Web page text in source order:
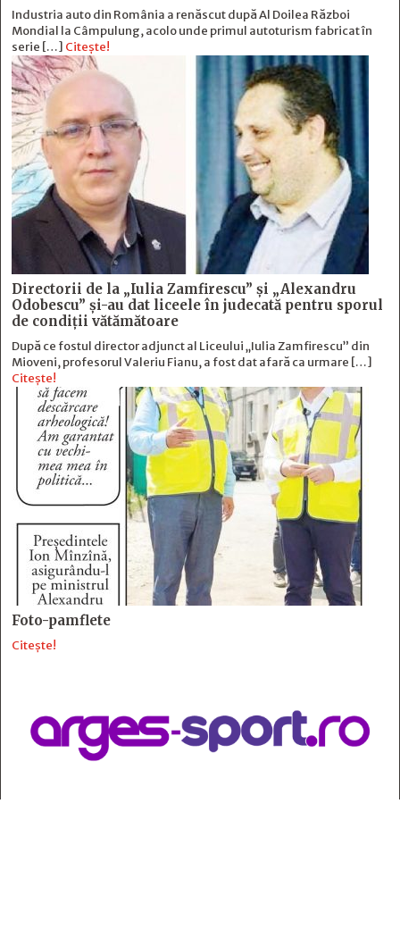
Industria auto din România a renăscut după Al Doilea Război
Mondial la Câmpulung, acolo unde primul autoturism fabricat în
serie […] Citește!
Directorii de la „Iulia Zamfirescu” și „Alexandru
Odobescu” și-au dat liceele în judecată pentru sporul
de condiții vătămătoare
După ce fostul director adjunct al Liceului „Iulia Zamfirescu” din
Mioveni, profesorul Valeriu Fianu, a fost dat afară ca urmare […]
Citește!
Foto-pamflete
Citește!